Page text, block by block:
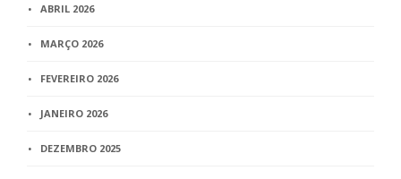
ABRIL 2026
MARÇO 2026
FEVEREIRO 2026
JANEIRO 2026
DEZEMBRO 2025